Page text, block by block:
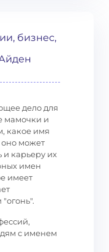
бизнес,
дело для
мамочки и
какое имя
оно может
карьеру их
имен
имеет
с именем